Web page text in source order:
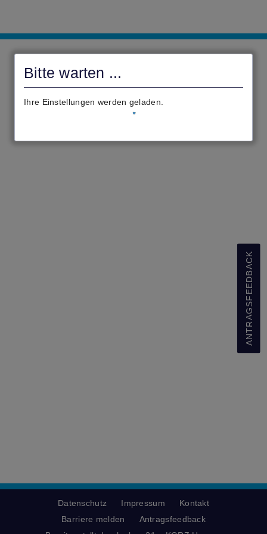
Bitte warten ...
Ihre Einstellungen werden geladen.
Gemeinde
Glashütten
ANTRAGSFEEDBACK
Datenschutz Impressum
Kontakt
Barriere melden
Antragsfeedback